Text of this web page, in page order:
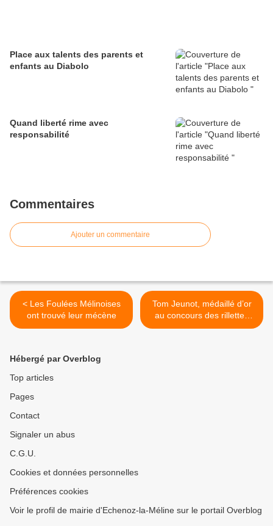
Place aux talents des parents et
enfants au Diabolo
Quand liberté rime avec
responsabilité
Commentaires
Ajouter un commentaire
< Les Foulées Mélinoises
ont trouvé leur mécène
Tom Jeunot, médaillé d’or
au concours des rillettes
comtoises >
Hébergé par Overblog
Top articles
Pages
Contact
Signaler un abus
C.G.U.
Cookies et données personnelles
Préférences cookies
Voir le profil de mairie d'Echenoz-la-Méline sur le portail Overblog